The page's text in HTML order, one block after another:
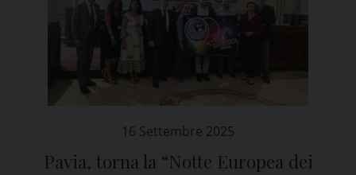
16 Settembre 2025
Pavia, torna la “Notte Europea dei